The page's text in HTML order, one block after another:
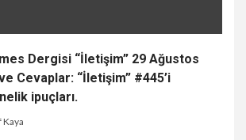
Dergisi “İletişim” 29 Ağustos
Cevaplar: “İletişim” #445’i
ipuçları.
Kaya